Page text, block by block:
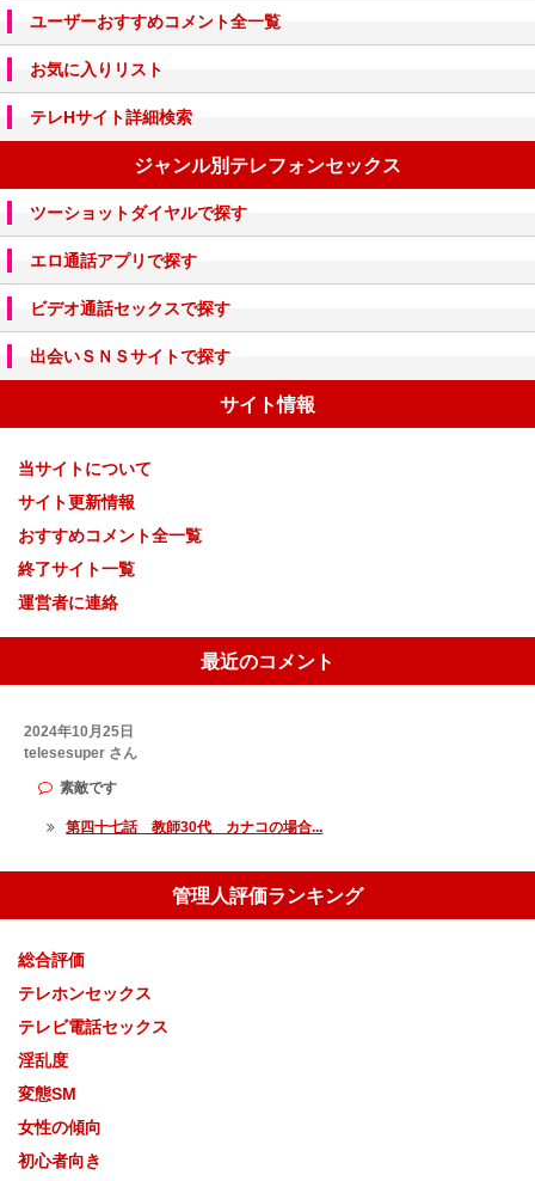
ユーザーおすすめコメント全一覧
お気に入りリスト
テレHサイト詳細検索
ジャンル別テレフォンセックス
ツーショットダイヤルで探す
エロ通話アプリで探す
ビデオ通話セックスで探す
出会いＳＮＳサイトで探す
サイト情報
当サイトについて
サイト更新情報
おすすめコメント全一覧
終了サイト一覧
運営者に連絡
最近のコメント
2024年10月25日
telesesuper さん
素敵です
第四十七話 教師30代 カナコの場合...
管理人評価ランキング
総合評価
テレホンセックス
テレビ電話セックス
淫乱度
変態SM
女性の傾向
初心者向き